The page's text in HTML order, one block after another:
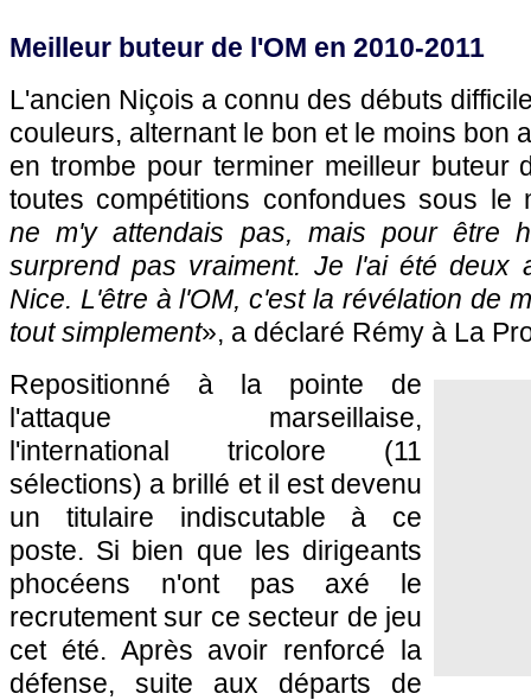
Meilleur buteur de l'OM en 2010-2011
L'ancien Niçois a connu des débuts
couleurs, alternant le bon et le moins bon
en trombe pour terminer meilleur buteur
toutes compétitions confondues sous le
ne m'y attendais pas, mais pour être
surprend pas vraiment. Je l'ai été deux
Nice. L'être àl'OM, c'est la révélation de
tout simplement», a déclaré Rémy à La
Repositionné à la pointe de
l'attaque marseillaise,
l'international tricolore (11
sélections) a brillé et il est devenu
un titulaire indiscutable à ce
poste. Si bien que les dirigeants
phocéens n'ont pas axé le
recrutement sur ce secteur de jeu
cet été. Après avoir renforcé la
défense, suite aux départs de